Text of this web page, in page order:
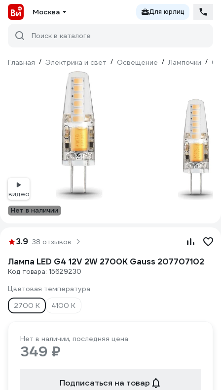
Москва Для юрлиц
Поиск в каталоге
Главная / Электрика и свет / Освещение / Лампочки /
видео
Нет в наличии
3.9 38 отзывов
Лампа LED G4 12V 2W 2700K Gauss 207707102
Код товара: 15629230
Цветовая температура
2700 К
4100 К
Нет в наличии, последняя цена
349 ₽
Подписаться на товар